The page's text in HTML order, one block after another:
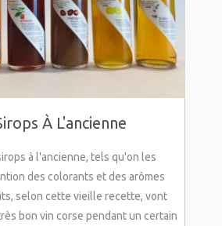
À L'ancienne
à l'ancienne, tels qu'on les
des colorants et des arômes
selon cette vieille recette, vont
bon vin corse pendant un certain